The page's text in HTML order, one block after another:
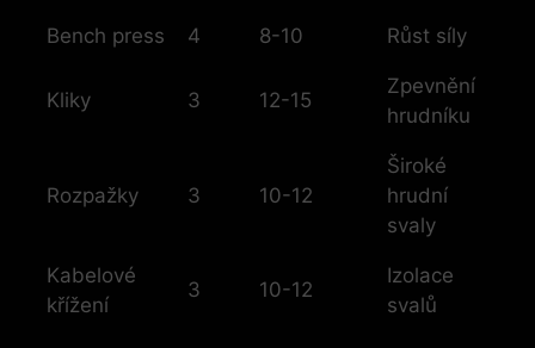
Bench press 4 8-10 Růst síly
Kliky 3 12-15
Zpevnění
hrudníku
Rozpažky 3 10-12
Široké
hrudní
svaly
Kabelové
křížení
3 10-12
Izolace
svalů